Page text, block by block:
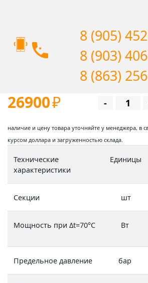
8 (905)
8 (903)
8 (863)
26900₽ -
наличие и цену товара уточняйте у менеджера, в
курсом доллара и загруженностью склада.
Технические
характеристики
Единицы
Секции шт
Мощность при Δt=70°C Вт
Предельное давление бар